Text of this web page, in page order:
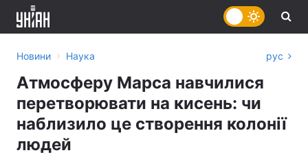
Новини › Наука рус
Атмосферу Марса навчилися
перетворювати на кисень: чи
наблизило це створення колонії
людей